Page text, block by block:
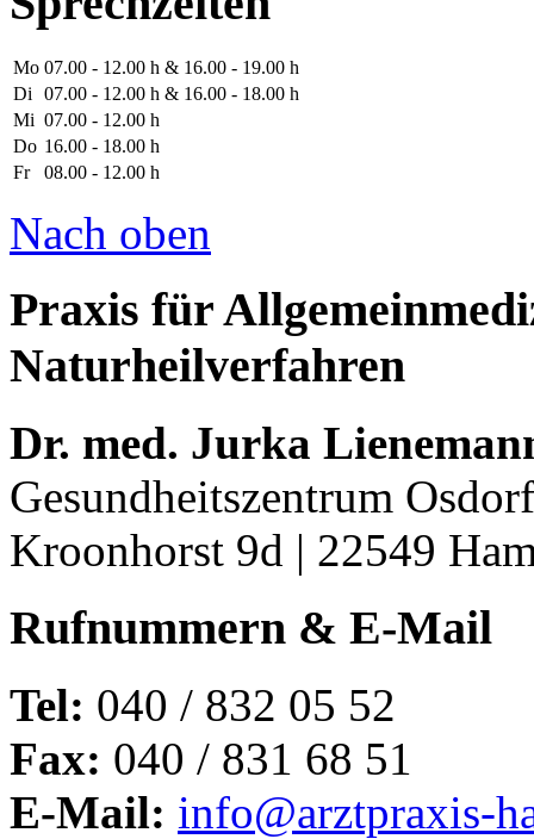
Mo 07.00 - 12.00 h & 16.00 - 19.00 h
Di
07.00 - 12.00 h & 16.00 - 18.00 h
Mi 07.00 - 12.00 h
Do 16.00 - 18.00 h
Fr
08.00 - 12.00 h
Nach oben
Praxis für
Naturheilverfahren
Dr. med. Jurka
Gesundheitszentrum
Kroonhorst 9d | 22549
Rufnummern & E-Mail
Tel: 040 / 832 05 52
Fax: 040 / 831 68 51
E-Mail: info@arztpraxis-